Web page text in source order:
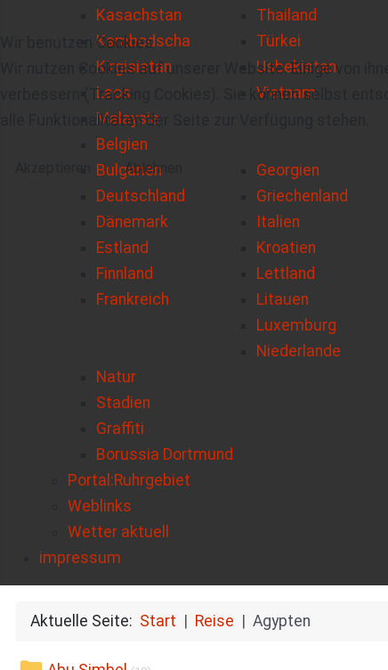
Kasachstan
Kambodscha
Kirgisistan
Laos
Malaysia
Thailand
Türkei
Usbekistan
Vietnam
Belgien
Bulgarien
Deutschland
Dänemark
Estland
Finnland
Frankreich
Georgien
Griechenland
Italien
Kroatien
Lettland
Litauen
Luxemburg
Niederlande
Natur
Stadien
Graffiti
Borussia Dortmund
Portal:Ruhrgebiet
Weblinks
Wetter aktuell
impressum
Aktuelle Seite: Start Reise Agypten
Wir benutzen Cookies
Wir nutzen Cookies auf unserer Website. Einige von
verbessern (Tracking Cookies). Sie können selbst
alle Funktionalitäten der Seite zur Verfügung stehen.
Ablehnen